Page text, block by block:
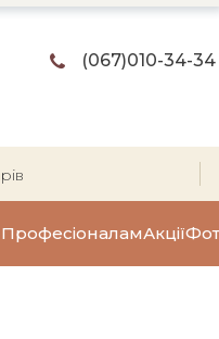
(067)010-34-34
ПрофесіоналамАкції